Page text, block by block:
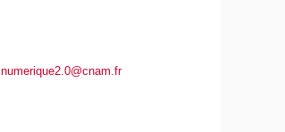
numerique2.0@cnam.fr